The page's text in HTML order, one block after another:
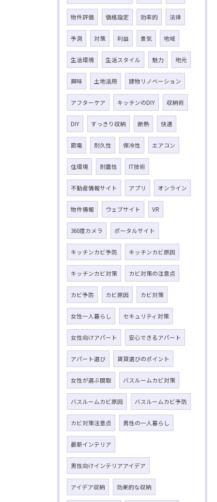
物件評価 価格設定 効率的 法律
予測 対策 利益 景気 地域
生活環境 生活スタイル 魅力 地元
興味 土地活用 建物リノベーション
アフターケア キッチンのDIY 収納術
DIY すっきり収納 断熱 快適
節電 耐久性 保冷性 エアコン
住環境 耐震性 IT技術
不動産情報サイト アプリ オンライン
物件情報 ウェブサイト VR
360度カメラ ポータルサイト
キッチンカビ予防 キッチンカビ原因
キッチンカビ対策 カビ対策の注意点
カビ予防 カビ原因 カビ対策
女性一人暮らし セキュリティ対策
女性向けアパート 安心できるアパート
アパート選び 賃貸選びのポイント
女性が選ぶ間取 バスルームカビ対策
バスルームカビ原因 バスルームカビ予防
カビ対策注意点 男性の一人暮らし
最新インテリア
男性向けインテリアアイデア
アイデア収納 効果的な収納